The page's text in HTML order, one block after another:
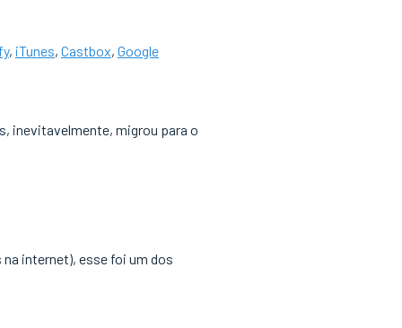
, iTunes, Castbox, Google
inevitavelmente, migrou para o
internet), esse foi um dos